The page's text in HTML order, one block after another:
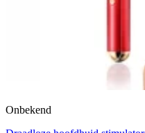
Onbekend